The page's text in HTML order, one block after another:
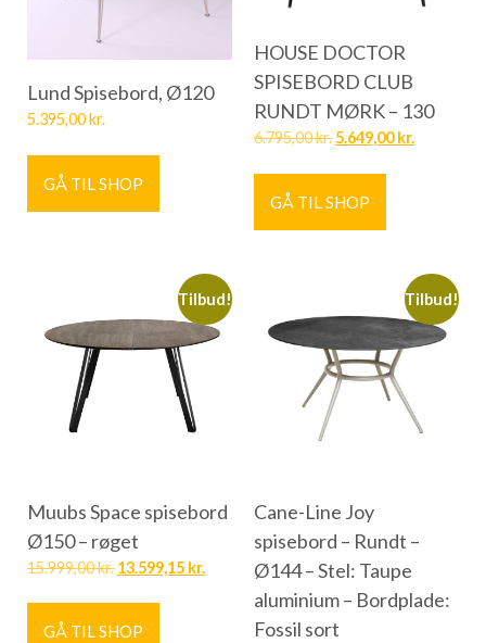
Lund Spisebord, Ø120
5.395,00kr.
GÅ TIL SHOP
HOUSE DOCTOR
SPISEBORD CLUB
RUNDT MØRK – 130
6.795,00kr. 5.649,00kr.
GÅ TIL SHOP
Tilbud!
Muubs Space spisebord
Ø150 – røget
15.999,00kr. 13.599,15 kr.
GÅ TIL SHOP
Tilbud!
Cane-Line Joy
spisebord – Rundt –
Ø144 – Stel: Taupe
aluminium – Bordplade:
Fossil sort